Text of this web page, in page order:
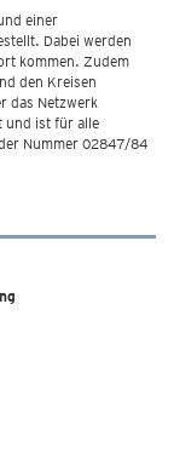
einer
Dabei werden
kommen. Zudem
den Kreisen
das Netzwerk
und ist für alle
Nummer 02847/84